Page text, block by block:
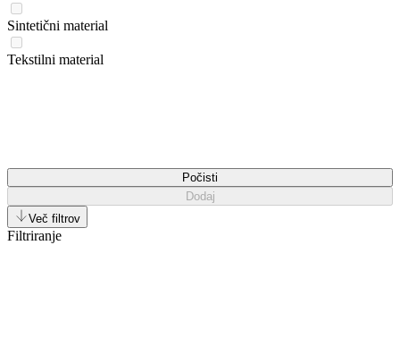
Sintetični material
Tekstilni material
Počisti
Dodaj
Več filtrov
Filtriranje